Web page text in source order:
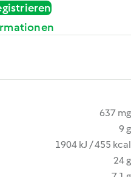
637 mg
9 g
1904 kJ / 455 kcal
24 g